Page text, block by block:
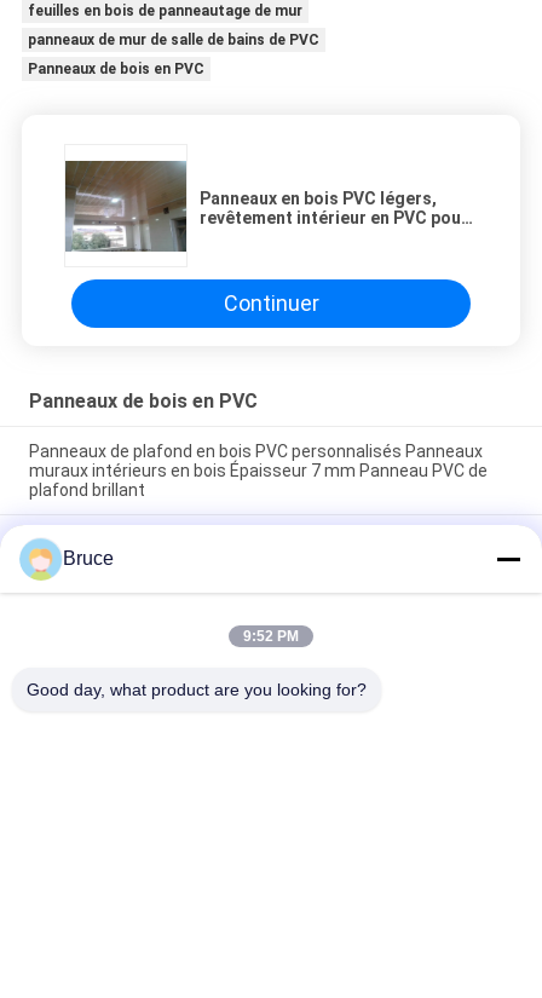
feuilles en bois de panneautage de mur
panneaux de mur de salle de bains de PVC
Panneaux de bois en PVC
Panneaux en bois PVC légers,
revêtement intérieur en PVC pour
Continuer
Panneaux de bois en PVC
Panneaux de plafond en bois PVC personnalisés Panneaux
muraux intérieurs en bois Épaisseur 7 mm Panneau PVC de
plafond brillant
200 × 5,95M Panneaux de revêtement en bois en PVC pour
l'intérieur pour le restaurant 7 mm d'épaisseur 8 pouces
panneau de plafond en PVC couleur en bois populaire
Panneaux en PVC imitation bois résistants à la corrosion,
épaisseur 7,5 mm, pour revêtement de plafond/mur, panneau
Bruce
9:52 PM
Good day, what product are you looking for?